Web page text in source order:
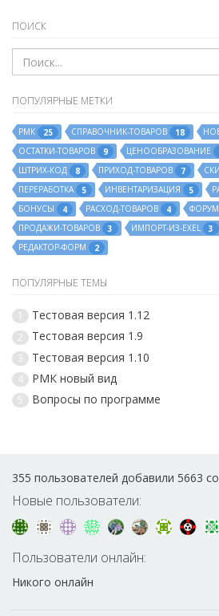
ПОИСК
ПОПУЛЯРНЫЕ МЕТКИ
РМК 25 СПРАВОЧНИК-ТОВАРОВ 18
ОСТАТКИ-ТОВАРОВ
9 ЦЕНООБРАЗОВАНИЕ
ШТРИХ-КОД
8 ПРИХОД-ТОВАРОВ 7
ПЕРЕРАБОТКА
5 ИНВЕНТАРИЗАЦИЯ 5
БОНУСЫ
4 РАСХОД-ТОВАРОВ 4 ФОРУМ
ПРОДАЖИ-ТОВАРОВ
3 ИМПОРТ-ИЗ-EXEL 3
РЕДАКТОР-ФОРМ
2
ПОПУЛЯРНЫЕ ТЕМЫ
1 Тестовая версия 1.12
2 Тестовая версия 1.9
3 Тестовая версия 1.10
4 РМК новый вид
5 Вопросы по программе
355 пользователей добавили 5663
Новые пользователи:
Пользователи онлайн:
Никого онлайн